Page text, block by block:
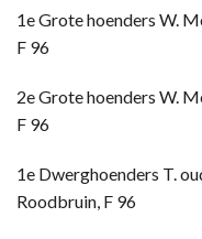
1e Grote hoenders W.
F 96
2e Grote hoenders W.
F 96
1e Dwerghoenders T.
Roodbruin, F 96